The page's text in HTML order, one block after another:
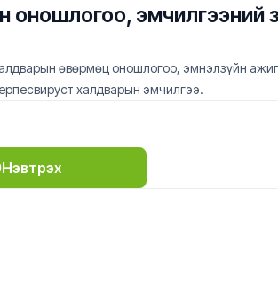
оношлогоо, эмчилгээний
өвөрмөц оношлогоо, эмнэлзүйн
халдварын эмчилгээ.
Нэвтрэх